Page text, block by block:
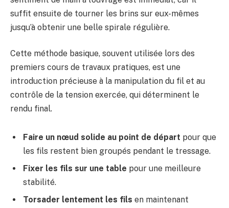
suffit ensuite de tourner les brins sur eux-mêmes
jusqu’à obtenir une belle spirale régulière.
Cette méthode basique, souvent utilisée lors des
premiers cours de travaux pratiques, est une
introduction précieuse à la manipulation du fil et au
contrôle de la tension exercée, qui déterminent le
rendu final.
Faire un nœud solide au point de départ pour que
les fils restent bien groupés pendant le tressage.
Fixer les fils sur une table pour une meilleure
stabilité.
Torsader lentement les fils en maintenant